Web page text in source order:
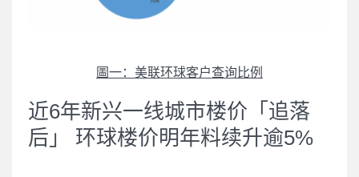
圖一：美联环球客户查询比例
近6年新兴一线城市楼价「追落
后」 环球楼价明年料续升逾5%